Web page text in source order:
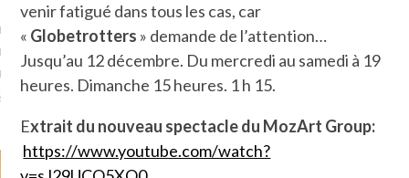
je t'aime, my little bassin
comment ? "
je ne parle presque que
venir fatigué dans tous les cas, car
« Globetrotters » demande de l’attention…
Jusqu’au 12 décembre. Du mercredi au samedi à 19
heures. Dimanche 15 heures. 1 h 15.
Extrait du nouveau spectacle du MozArt Group:
https://www.youtube.com/watch?